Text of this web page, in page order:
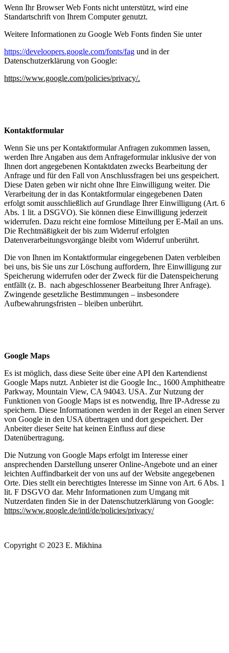
Wenn Ihr Browser Web Fonts nicht unterstützt, wird eine
Standartschrift von Ihrem Computer genutzt.
Weitere Informationen zu Google Web Fonts finden Sie unter
https://develoopers.google.com/fonts/fag und in der
Datenschutzerklärung von Google:
https://www.google.com/policies/privacy/.
Kontaktformular
Wenn Sie uns per Kontaktformular Anfragen zukommen lassen,
werden Ihre Angaben aus dem Anfrageformular inklusive der von
Ihnen dort angegebenen Kontaktdaten zwecks Bearbeitung der
Anfrage und für den Fall von Anschlussfragen bei uns gespeichert.
Diese Daten geben wir nicht ohne Ihre Einwilligung weiter. Die
Verarbeitung der in das Kontaktformular eingegebenen Daten
erfolgt somit ausschließlich auf Grundlage Ihrer Einwilligung (Art. 6
Abs. 1 lit. a DSGVO). Sie können diese Einwilligung jederzeit
widerrufen. Dazu reicht eine formlose Mitteilung per E-Mail an uns.
Die Rechtmäßigkeit der bis zum Widerruf erfolgten
Datenverarbeitungsvorgänge bleibt vom Widerruf unberührt.
Die von Ihnen im Kontaktformular eingegebenen Daten verbleiben
bei uns, bis Sie uns zur Löschung auffordern, Ihre Einwilligung zur
Speicherung widerrufen oder der Zweck für die Datenspeicherung
entfällt (z. B. nach abgeschlossener Bearbeitung Ihrer Anfrage).
Zwingende gesetzliche Bestimmungen – insbesondere
Aufbewahrungsfristen – bleiben unberührt.
Google Maps
Es ist möglich, dass diese Seite über eine API den Kartendienst
Google Maps nutzt. Anbieter ist die Google Inc., 1600 Amphitheatre
Parkway, Mountain View, CA 94043. USA. Zur Nutzung der
Funktionen von Google Maps ist es notwendig, Ihre IP-Adresse zu
speichern. Diese Informationen werden in der Regel an einen Server
von Google in den USA übertragen und dort gespeichert. Der
Anbeiter dieser Seite hat keinen Einfluss auf diese
Datenübertragung.
Die Nutzung von Google Maps erfolgt im Interesse einer
ansprechenden Darstellung unserer Online-Angebote und an einer
leichten Auffindbarkeit der von uns auf der Website angegebenen
Orte. Dies stellt ein berechtigtes Interesse im Sinne von Art. 6 Abs. 1
lit. F DSGVO dar. Mehr Informationen zum Umgang mit
Nutzerdaten finden Sie in der Datenschutzerklärung von Google:
https://www.google.de/intl/de/policies/privacy/
Copyright © 2023 E. Mikhina